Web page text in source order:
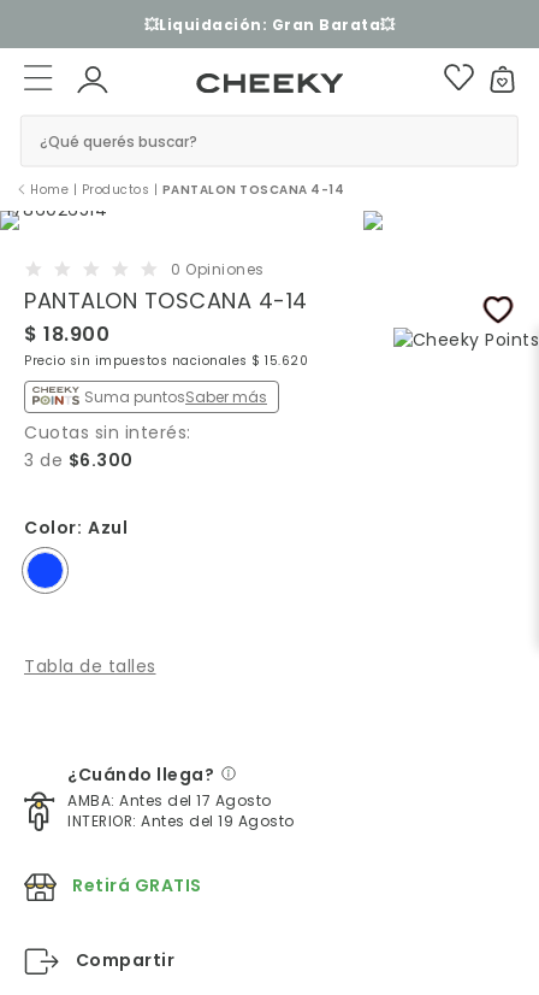
💥Liquidación: Gran Barata💥
¿Qué querés buscar?
Home | Productos | PANTALON TOSCANA 4-14
0 Opiniones
PANTALON TOSCANA 4-14
$ 18.900
Precio sin impuestos nacionales $ 15.620
Suma puntosSaber más
Cuotas sin interés:
3 de $6.300
Color: Azul
Tabla de talles
¿Cuándo llega?
AMBA: Antes del 17 Agosto
INTERIOR: Antes del 19 Agosto
Retirá GRATIS
Compartir